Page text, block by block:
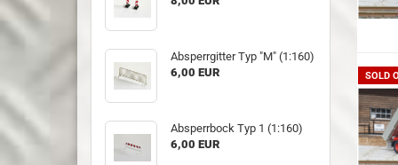
SOLD
Absperrgitter Typ "M" (1:160)
6,00 EUR
Absperrbock Typ 1 (1:160)
6,00 EUR